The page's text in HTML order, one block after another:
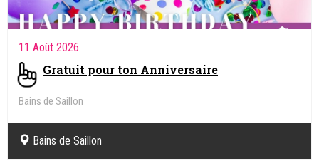
11 Août 2026
Gratuit pour ton Anniversaire
Bains de Saillon
Bains de Saillon